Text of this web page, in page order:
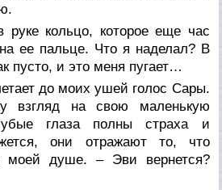
руке кольцо, которое еще час
ее пальце. Что я наделал? В
пусто, и это меня пугает…
до моих ушей голос Сары.
взгляд на свою маленькую
глаза полны страха и
они отражают то, что
моей душе. – Эви вернется?